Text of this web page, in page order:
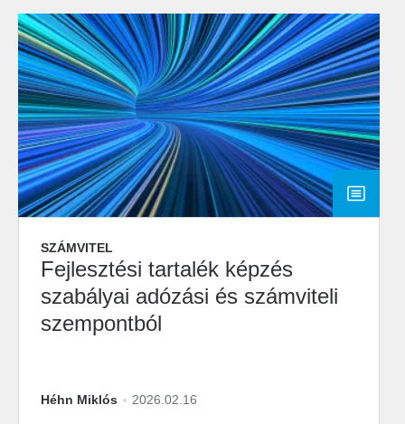
SZÁMVITEL
Fejlesztési tartalék képzés
szabályai adózási és számviteli
szempontból
Héhn Miklós 2026.02.16